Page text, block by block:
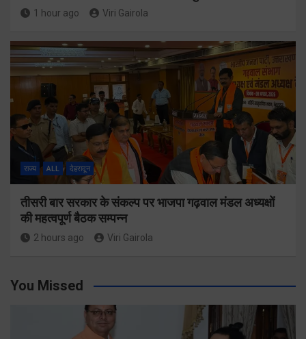
1 hour ago Viri Gairola
राज्य ALL देहरादून
तीसरी बार सरकार के संकल्प पर भाजपा गढ़वाल मंडल अध्यक्षों
की महत्वपूर्ण बैठक सम्पन्न
2 hours ago Viri Gairola
You Missed